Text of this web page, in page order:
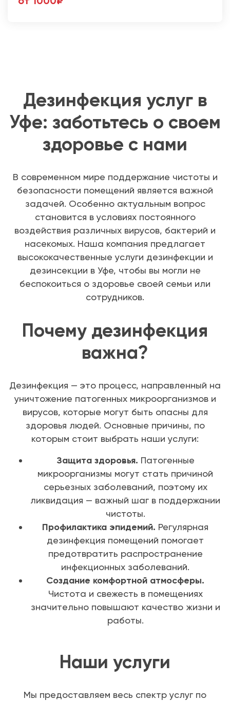
Дезинфекция услуг в
Уфе: заботьтесь о своем
здоровье с нами
В современном мире поддержание чистоты и
безопасности помещений является важной
задачей. Особенно актуальным вопрос
становится в условиях постоянного
воздействия различных вирусов, бактерий и
насекомых. Наша компания предлагает
высококачественные услуги дезинфекции и
дезинсекции в Уфе, чтобы вы могли не
беспокоиться о здоровье своей семьи или
сотрудников.
Почему дезинфекция
важна?
Дезинфекция — это процесс, направленный на
уничтожение патогенных микроорганизмов и
вирусов, которые могут быть опасны для
здоровья людей. Основные причины, по
которым стоит выбрать наши услуги:
Защита здоровья. Патогенные
микроорганизмы могут стать причиной
серьезных заболеваний, поэтому их
ликвидация — важный шаг в поддержании
чистоты.
Профилактика эпидемий. Регулярная
дезинфекция помещений помогает
предотвратить распространение
инфекционных заболеваний.
Создание комфортной атмосферы.
Чистота и свежесть в помещениях
значительно повышают качество жизни и
работы.
Наши услуги
Мы предоставляем весь спектр услуг по